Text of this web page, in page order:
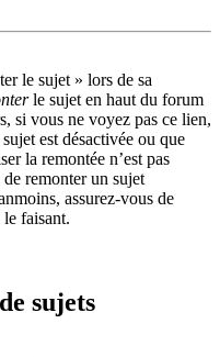
le sujet » lors de sa
le sujet en haut du forum
si vous ne voyez pas ce lien,
est désactivée ou que
la remontée n’est pas
remonter un sujet
assurez-vous de
faisant.
sujets